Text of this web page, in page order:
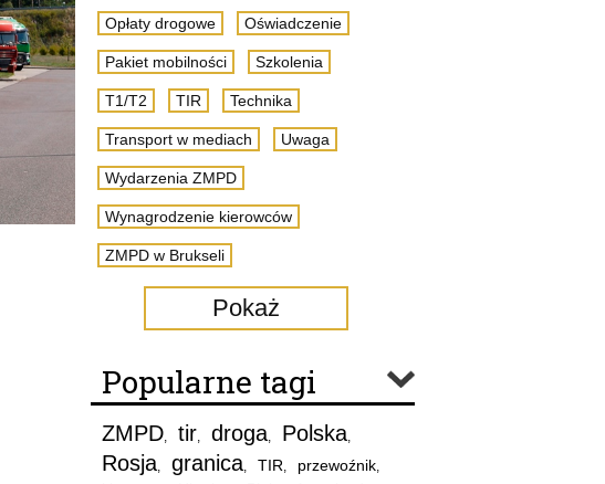
Opłaty drogowe Oświadczenie
Pakiet mobilności Szkolenia
T1/T2 TIR Technika
Transport w mediach Uwaga
Wydarzenia ZMPD
Wynagrodzenie kierowców
ZMPD w Brukseli
Pokaż
Popularne tagi
ZMPD, tir, droga, Polska,
Rosja, granica, TIR, przewoźnik,